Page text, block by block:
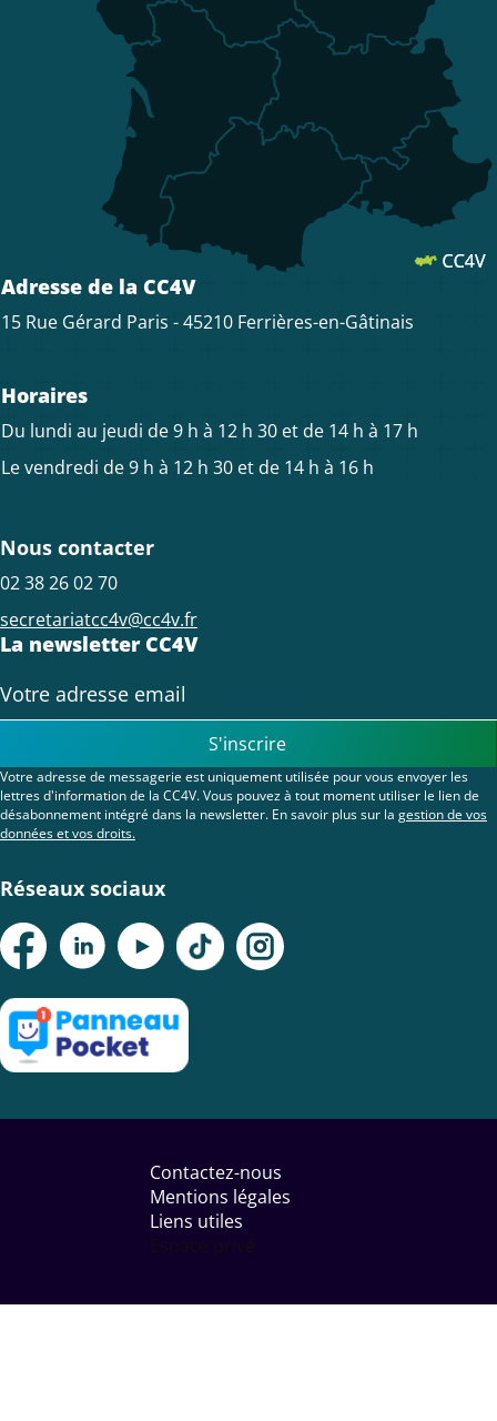
Adresse de la CC4V
15 Rue Gérard Paris - 45210 Ferrières-en-Gâtinais
Horaires
Du lundi au jeudi de 9 h à 12 h 30 et de 14 h à 17 h
Le vendredi de 9 h à 12 h 30 et de 14 h à 16 h
Nous contacter
02 38 26 02 70
secretariatcc4v@cc4v.fr
La newsletter CC4V
Votre adresse de messagerie est uniquement utilisée pour vous envoyer les
lettres d'information de la CC4V. Vous pouvez à tout moment utiliser le lien de
désabonnement intégré dans la newsletter. En savoir plus sur la gestion de vos
données et vos droits.
S'inscrire
Réseaux sociaux
Contactez-nous
Mentions légales
Liens utiles
Espace privé